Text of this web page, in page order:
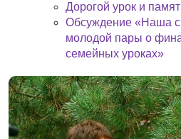
Дорогой урок и
Обсуждение «Наша
молодой пары о
семейных уроках»